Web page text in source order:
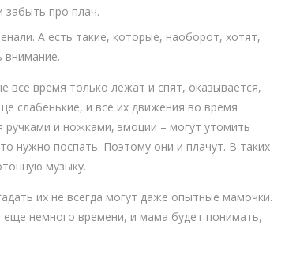
забыть про плач.
А есть такие, которые, наоборот, хотят,
внимание.
время только лежат и спят, оказывается,
слабенькие, и все их движения во время
ручками и ножками, эмоции – могут утомить
нужно поспать. Поэтому они и плачут. В таких
музыку.
их не всегда могут даже опытные мамочки.
немного времени, и мама будет понимать,